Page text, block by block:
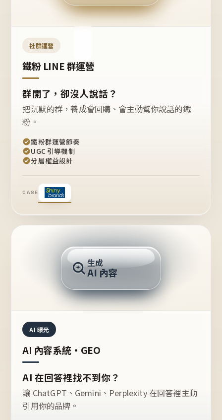
開團
嗎？
社群運營
鐵粉 LINE 群運營
群開了，卻沒人說話？
把沉默的群，養成會回購、會主動幫你說話的鐵
粉。
鐵粉群運營節奏
UGC 引導機制
分層權益設計
CASE
推薦的台灣品牌？
生成
AI 內容
AI 曝光
AI 內容系統・GEO
AI 在回答裡找不到你？
讓 ChatGPT、Gemini、Perplexity 在回答裡主動
引用你的品牌。